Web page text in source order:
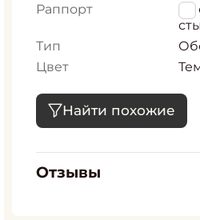
Раппорт
64
Тип
Цвет
Найти похожие
Отзывы